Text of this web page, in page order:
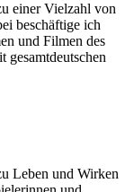
einer Vielzahl von
beschäftige ich
und Filmen des
gesamtdeutschen
Leben und Wirken